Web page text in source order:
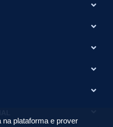
na plataforma e prover